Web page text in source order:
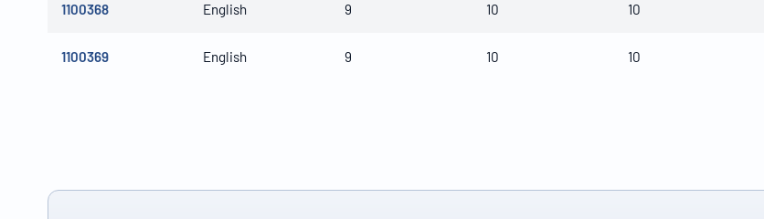
1100368 English 9 10 10
1100369 English 9 10 10